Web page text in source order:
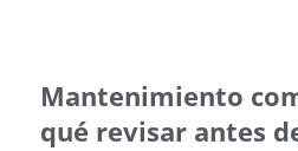
Mantenimiento
qué revisar antes